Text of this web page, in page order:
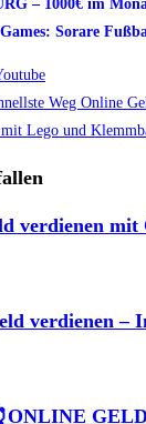
– 1000€ im
Sorare
Weg Online
Lego und
verdienen
verdienen –